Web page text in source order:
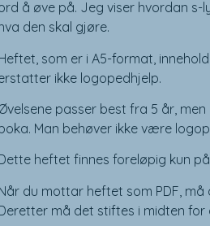
å øve på. Jeg viser hvordan
den skal gjøre.
som er i A5-format,
ikke logopedhjelp.
passer best fra 5 år,
Man behøver ikke være
heftet finnes foreløpig kun
du mottar heftet som PDF,
må det stiftes i midten for